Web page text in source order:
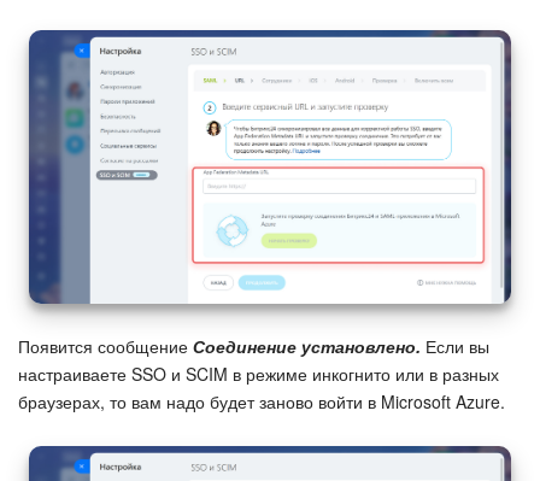
Появится сообщение Соединение установлено. Если вы
настраиваете SSO и SCIM в режиме инкогнито или в разных
браузерах, то вам надо будет заново войти в Microsoft Azure.